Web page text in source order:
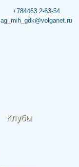
+784463 2-63-54
ag_mih_gdk@volganet.ru
Клубы